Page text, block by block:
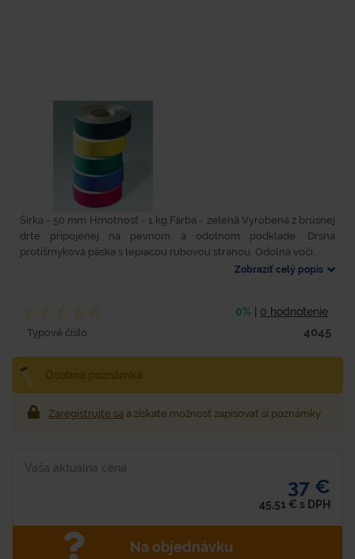
Šírka - 50 mm Hmotnosť - 1 kg Farba - zelená Vyrobená z brúsnej
drte pripojenej na pevnom a odolnom podklade. Drsná
protišmyková páska s lepiacou rubovou stranou. Odolná voči...
Zobraziť celý popis
0% 0 hodnotenie
Typové číslo 4045
Zaregistrujte sa a získate možnosť zapisovať si poznámky
Vaša aktuálna cena
37 €
45,51 € s DPH
Na objednávku